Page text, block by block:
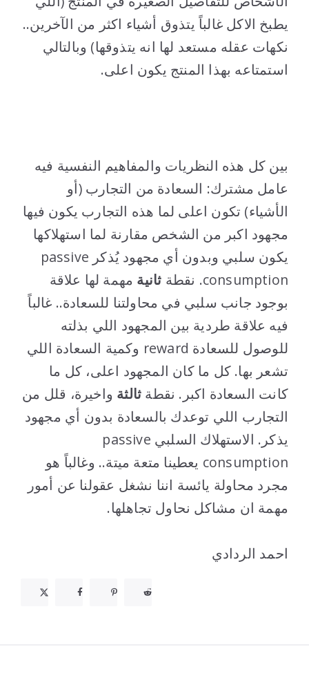
يطبخ الاكل غالباً يتذوق أشياء اكثر من الآخرين..
نكهات عقله مستعد لها انه يتذوقها) وبالتالي
استمتاعه بهذا المنتج يكون اعلى.
بين كل هذه النظريات والمفاهيم النفسية فيه
عامل مشترك: السعادة من التجارب (أو
الأشياء) تكون اعلى لما هذه التجارب يكون فيها
مجهود اكبر من الشخص مقارنة لما استهلاكها
يكون سلبي وبدون أي مجهود يُذكر passive
consumption. نقطة
ثانية مهمة لها علاقة
بوجود جانب سلبي في محاولتنا للسعادة.. غالباً
فيه علاقة طردية بين المجهود اللي بذلته
للوصول للسعادة reward وكمية السعادة اللي
تشعر بها. كل ما كان المجهود اعلى، كل ما
كانت السعادة اكبر. نقطة ثالثة واخيرة، قلل من
التجارب اللي توعدك بالسعادة بدون أي مجهود
يذكر. الاستهلاك السلبي passive
consumption يعطينا متعة ميتة.. وغالباً هو
مجرد محاولة يائسة اننا نشغل عقولنا عن أمور
مهمة ان مشاكل نحاول تجاهلها.
احمد الردادي